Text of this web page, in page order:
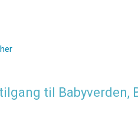
til Babyverden,